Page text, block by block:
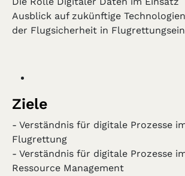
Ausblick auf zukünftige
der Flugsicherheit in
Ziele
- Verständnis für digitale Prozesse
Flugrettung
- Verständnis für digitale Prozesse
Ressource Management